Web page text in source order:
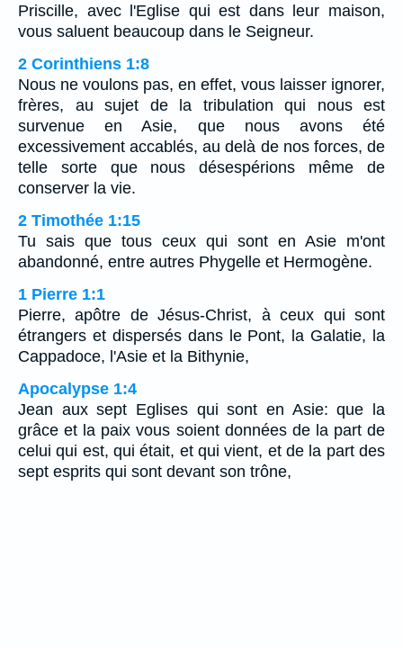
Priscille, avec l'Eglise qui est dans leur maison,
vous saluent beaucoup dans le Seigneur.
2 Corinthiens 1:8
Nous ne voulons pas, en effet, vous laisser ignorer,
frères, au sujet de la tribulation qui nous est
survenue en Asie, que nous avons été
excessivement accablés, au delà de nos forces, de
telle sorte que nous désespérions même de
conserver la vie.
2 Timothée 1:15
Tu sais que tous ceux qui sont en Asie m'ont
abandonné, entre autres Phygelle et Hermogène.
1 Pierre 1:1
Pierre, apôtre de Jésus-Christ, à ceux qui sont
étrangers et dispersés dans le Pont, la Galatie, la
Cappadoce, l'Asie et la Bithynie,
Apocalypse 1:4
Jean aux sept Eglises qui sont en Asie: que la
grâce et la paix vous soient données de la part de
celui qui est, qui était, et qui vient, et de la part des
sept esprits qui sont devant son trône,